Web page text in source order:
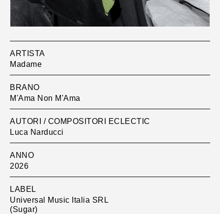
ARTISTA
Madame
BRANO
M'Ama Non M'Ama
AUTORI / COMPOSITORI ECLECTIC
Luca Narducci
ANNO
2026
LABEL
Universal Music Italia SRL
(Sugar)